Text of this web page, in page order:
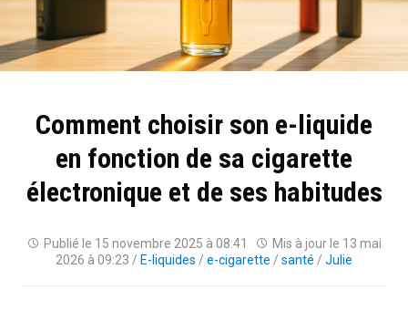
Comment choisir son e-liquide
en fonction de sa cigarette
électronique et de ses habitudes
Publié le 15 novembre 2025 à 08:41 Mis à jour le 13 mai
2026 à 09:23 / E-liquides / e-cigarette / santé / Julie